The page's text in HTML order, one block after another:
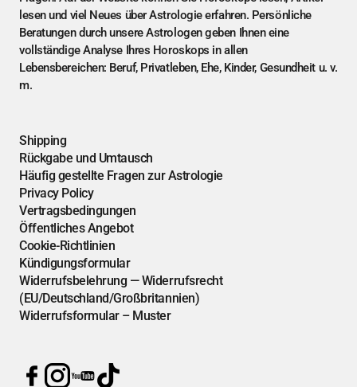
lesen und viel Neues über Astrologie erfahren. Persönliche
Beratungen durch unsere Astrologen geben Ihnen eine
vollständige Analyse Ihres Horoskops in allen
Lebensbereichen: Beruf, Privatleben, Ehe, Kinder, Gesundheit u. v.
m.
Shipping
Rückgabe und Umtausch
Häufig gestellte Fragen zur Astrologie
Privacy Policy
Vertragsbedingungen
Öffentliches Angebot
Cookie-Richtlinien
Kündigungsformular
Widerrufsbelehrung — Widerrufsrecht
(EU/Deutschland/Großbritannien)
Widerrufsformular – Muster